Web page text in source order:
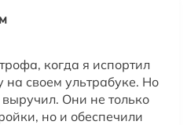
когда я испортил
своем ультрабуке. Но
выручил. Они не только
но и обеспечили